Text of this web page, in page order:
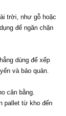
trời, như gỗ hoặc
để ngăn chặn
dùng để xếp
và bảo quản.
cân bằng.
pallet từ kho đến